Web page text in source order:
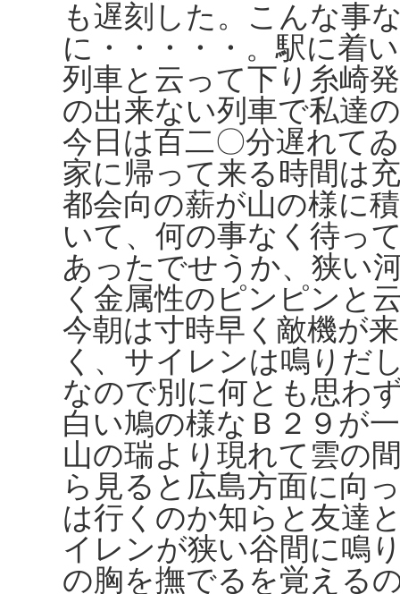
も遅刻した。こんな事
に・・・・・。駅に着
列車と云って下り糸崎
の出来ない列車で私達
今日は百二〇分遅れて
家に帰って来る時間は
都会向の薪が山の様に
いて、何の事なく待っ
あったでせうか、狭い
く金属性のピンピンと
今朝は寸時早く敵機が
く、サイレンは鳴りだ
なので別に何とも思わ
白い鳩の様なＢ２９が
山の瑞より現れて雲の
ら見ると広島方面に向
は行くのか知らと友達
イレンが狭い谷間に鳴
の胸を撫でるを覚える